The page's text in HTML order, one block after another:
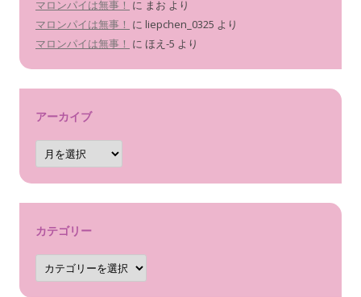
マロンパイは無事！ に まお より
マロンパイは無事！ に liepchen_0325 より
マロンパイは無事！ に ほえ-5 より
アーカイブ
ア
ー
カ
カテゴリー
カ
テ
ゴ